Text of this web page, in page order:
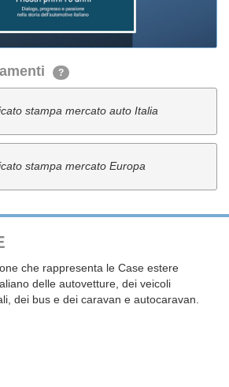
?
stampa mercato auto Italia
stampa mercato Europa
che rappresenta le Case estere
delle autovetture, dei veicoli
dei bus e dei caravan e autocaravan.